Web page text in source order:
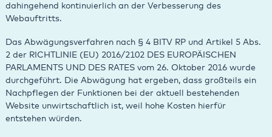
dahingehend kontinuierlich an der Verbesserung des
Webauftritts.
Das Abwägungsverfahren nach § 4 BITV RP und Artikel 5 Abs.
2 der RICHTLINIE (EU) 2016/2102 DES EUROPÄISCHEN
PARLAMENTS UND DES RATES vom 26. Oktober 2016 wurde
durchgeführt. Die Abwägung hat ergeben, dass großteils ein
Nachpflegen der Funktionen bei der aktuell bestehenden
Website unwirtschaftlich ist, weil hohe Kosten hierfür
entstehen würden.